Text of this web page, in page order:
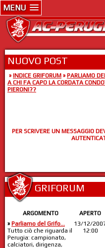
MENU
NUOVO POST
» INDICE GRIFORUM » PARLIAMO
A CHI FA CAPO LA CORDATA
PIERONI??
PER SCRIVERE UN MESSAGGIO
GRIFORUM
ARGOMENTO APERTO
» Parliamo del Grifo...
Tutto ciò che riguarda il
Perugia: campionato,
calciatori, dirigenza,
13/12/
12:00